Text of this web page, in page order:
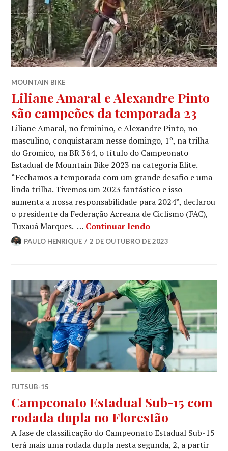
MOUNTAIN BIKE
Liliane Amaral e Alexandre Pinto
são campeões da temporada 23
Liliane Amaral, no feminino, e Alexandre Pinto, no
masculino, conquistaram nesse domingo, 1º, na trilha
do Gromico, na BR 364, o título do Campeonato
Estadual de Mountain Bike 2023 na categoria Elite.
“Fechamos a temporada com um grande desafio e uma
linda trilha. Tivemos um 2023 fantástico e isso
aumenta a nossa responsabilidade para 2024”, declarou
o presidente da Federação Acreana de Ciclismo (FAC),
Tuxauá Marques. … Continuar lendo
PAULO HENRIQUE 2 DE OUTUBRO DE 2023
FUTSUB-15
Campeonato Estadual Sub-15 com
rodada dupla no Florestão
A fase de classificação do Campeonato Estadual Sub-15
terá mais uma rodada dupla nesta segunda, 2, a partir